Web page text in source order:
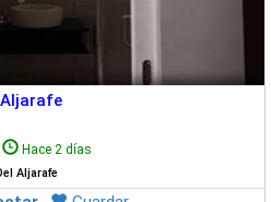
Aljarafe
Hace 2 días
Aljarafe